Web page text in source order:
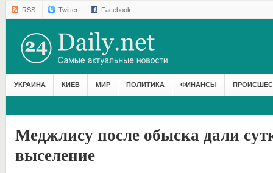
RSS Twitter Facebook
УКРАИНА КИЕВ МИР ПОЛИТИКА ФИНАНСЫ
Меджлису после обыска дали
выселение